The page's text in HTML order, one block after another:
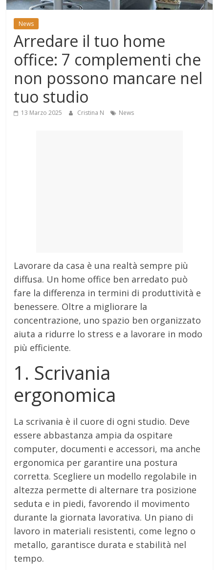
Mondo
News
Arredare il tuo home
office: 7 complementi che
non possono mancare nel
tuo studio
13 Marzo 2025 Cristina N News
Lavorare da casa è una realtà sempre più
diffusa. Un home office ben arredato può
fare la differenza in termini di produttività e
benessere. Oltre a migliorare la
concentrazione, uno spazio ben organizzato
aiuta a ridurre lo stress e a lavorare in modo
più efficiente.
1. Scrivania
ergonomica
La scrivania è il cuore di ogni studio. Deve
essere abbastanza ampia da ospitare
computer, documenti e accessori, ma anche
ergonomica per garantire una postura
corretta. Scegliere un modello regolabile in
altezza permette di alternare tra posizione
seduta e in piedi, favorendo il movimento
durante la giornata lavorativa. Un piano di
lavoro in materiali resistenti, come legno o
metallo, garantisce durata e stabilità nel
tempo.